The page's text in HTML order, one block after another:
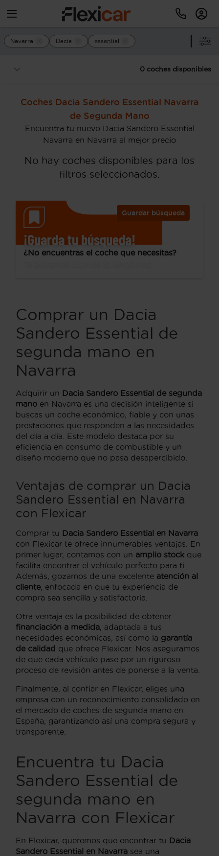
Navarra Dacia essential
0 coches disponibles
Coches Dacia Sandero Essential Navarra
de Segunda Mano
Encuentra tu nuevo Dacia Sandero Essential
Navarra en Navarra al mejor precio
No hay coches disponibles para los
filtros seleccionados.
Guardar búsqueda
¡Guarda tu búsqueda!
¿No encuentras el coche que necesitas?
Comprar un Dacia
Sandero Essential de
segunda mano en
Navarra
Adquirir un Dacia Sandero Essential de segunda
mano en Navarra es una decisión inteligente si
buscas un coche económico, fiable y con unas
prestaciones que responden a las necesidades
del día a día. Este modelo destaca por su
eficiencia en consumo de combustible y un
diseño moderno que no pasa desapercibido.
Ventajas de comprar un Dacia
Sandero Essential en Navarra
con Flexicar
Comprar tu Dacia Sandero Essential en Navarra
con Flexicar te ofrece innumerables ventajas. En
primer lugar, contamos con un amplio stock que
facilita encontrar el vehículo perfecto para ti.
Además, gozamos de una excelente atención al
cliente, enfocada en que tu experiencia de
compra sea sencilla y satisfactoria.
Otra ventaja es la posibilidad de obtener
financiación a medida, adaptada a tus
necesidades económicas, así como la garantía
de calidad que ofrece Flexicar. Nos aseguramos
de que cada vehículo pase por un riguroso
proceso de revisión antes de ponerse a la venta.
Finalmente, al confiar en Flexicar, eliges una
empresa con un reconocimiento consolidado en
el mercado de coches de segunda mano en
España, garantizando así una compra segura y
transparente.
Encuentra tu Dacia
Sandero Essential de
segunda mano en
Navarra con Flexicar
En Flexicar, queremos que encontrar tu Dacia
Sandero Essential en Navarra sea una